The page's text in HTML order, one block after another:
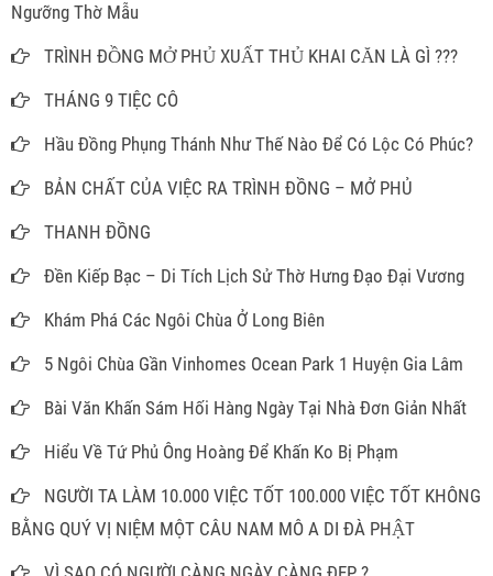
Ngưỡng Thờ Mẫu
TRÌNH ĐỒNG MỞ PHỦ XUẤT THỦ KHAI CĂN LÀ GÌ ???
THÁNG 9 TIỆC CÔ
Hầu Đồng Phụng Thánh Như Thế Nào Để Có Lộc Có Phúc?
BẢN CHẤT CỦA VIỆC RA TRÌNH ĐỒNG – MỞ PHỦ
THANH ĐỒNG
Đền Kiếp Bạc – Di Tích Lịch Sử Thờ Hưng Đạo Đại Vương
Khám Phá Các Ngôi Chùa Ở Long Biên
5 Ngôi Chùa Gần Vinhomes Ocean Park 1 Huyện Gia Lâm
Bài Văn Khấn Sám Hối Hàng Ngày Tại Nhà Đơn Giản Nhất
Hiểu Về Tứ Phủ Ông Hoàng Để Khấn Ko Bị Phạm
NGƯỜI TA LÀM 10.000 VIỆC TỐT 100.000 VIỆC TỐT KHÔNG
BẰNG QUÝ VỊ NIỆM MỘT CÂU NAM MÔ A DI ĐÀ PHẬT